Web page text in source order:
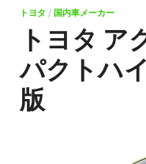
トヨタ / 国内車メーカー
トヨタ ア
パクトハ
版